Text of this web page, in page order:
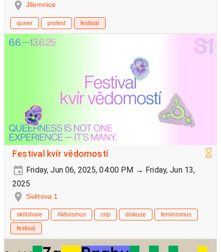
Jilemnice
queer protest festival
Festival kvír vědomostí
Friday, Jun 06, 2025, 04:00 PM → Friday, Jun 13,
2025
Světova 1
skillshare Aktivismus crip diskuze
feminismus
festival